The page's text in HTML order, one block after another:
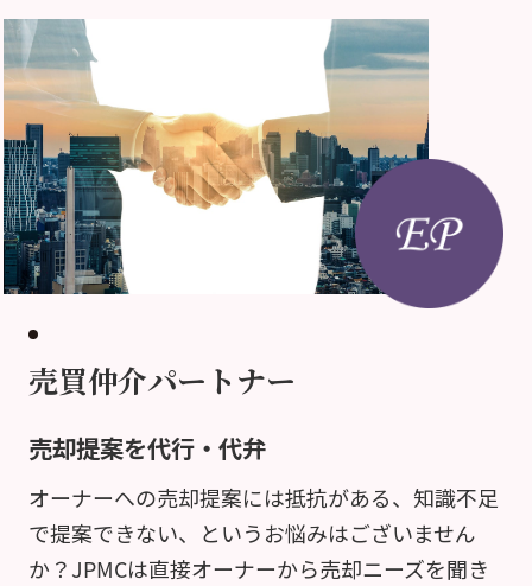
売買仲介パートナー
売却提案を代行・代弁
オーナーへの売却提案には抵抗がある、知識不足
で提案できない、というお悩みはございません
か？JPMCは直接オーナーから売却ニーズを聞き